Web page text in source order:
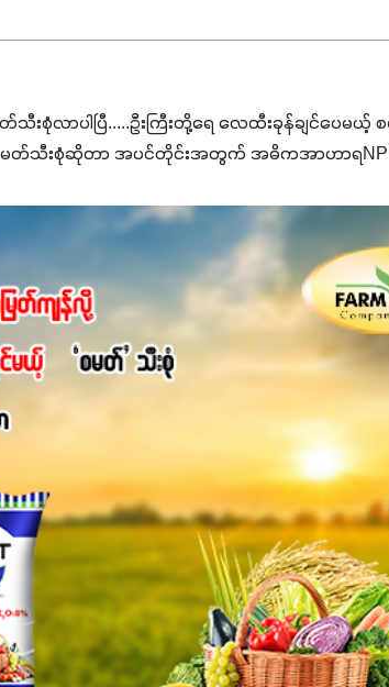
းစုံလာပါပြီ.....ဦးကြီးတို့ရေ ‌လေထီးခုန်ချင်ပေမ
မတ်သီးစုံဆိုတာ အပင်တိုင်းအတွက် အဓိကအာဟာရNPK
ါင်းဓာတ်မြေဩဇာဖြစ်ပါတယ်။ အဓိကအကျိုးကျေး
မှုကို အားပေးကာ သီးနှံပင်များ၏အရွက်များစိမ်းလ
းကြီးထွားမှုကို တိုးမြင့်စေကာ အပင်သန်၍ အကြီးမြန်
အပင်ရဲ့ အမြစ်ဖွဲ့စည်းတည်ဆောက်မှုကို ပို၍သန်မာလာအေ
အစေ့တည်ခြင်းလုပ်ငန်းစဉ်များကိုလည်း အားပေးပါတ
တုဒဏ်ခံနိုင်ရည်ရှိမှုကို မြင့်တက်စေပြီး အသီးအရည်အသွေ
ရဓာတ်ဖြစ်ပါတယ်။ ဟူးမစ်အက်စစ်ပါဝင်ပေါင်
လွှာဖွဲ့စည်းပုံနှင့်ရေထိန်းနိုင်စွမ်းအားကောင်းလာခြင်းအ
ါးအပါအဝင် နှံစားသီးနှံများ၊ပဲအမျိုးမျိုး၊ဟင်းသီးဟင်
အားလုံးပါဖက်(perfect)မယ့် စမတ်သီးစုံနော် အရွေး
ဖန်းလင့်ရဲ့ #စမတ်သီးစုံကို သုံးကြပါစို့....